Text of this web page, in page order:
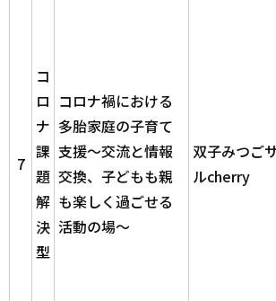
7
コ
ロ
ナ
課
題
解
決
型
コロナ禍における
多胎家庭の子育て
支援～交流と情報
交換、子どもも親
も楽しく過ごせる
活動の場～
双子みつご
ルcherry